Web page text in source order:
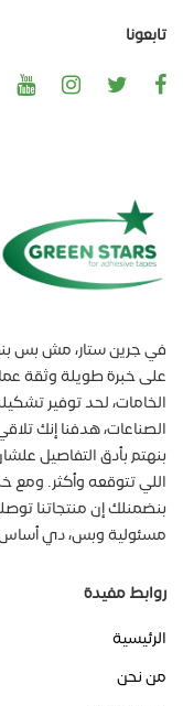
تابعونا
في جرين ستار، مش بس
على خبرة طويلة وثقة
الخامات، لحد توفير
الصناعات، هدفنا إنك
بنهتم بأدق التفاصيل
اللي تتوقعه وأكثر.
بنضمنلك إن منتجاتنا
مسئولية وبس، دي أساس
روابط مفيدة
الرئيسية
من نحن